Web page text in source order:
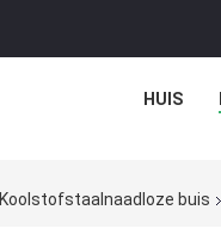
HUIS
Koolstofstaalnaadloze buis